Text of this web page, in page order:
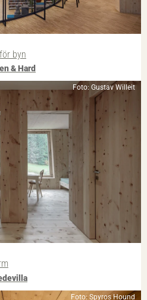
byn
& Hard
Foto: Gustav Willeit
Foto: Spyros Hound